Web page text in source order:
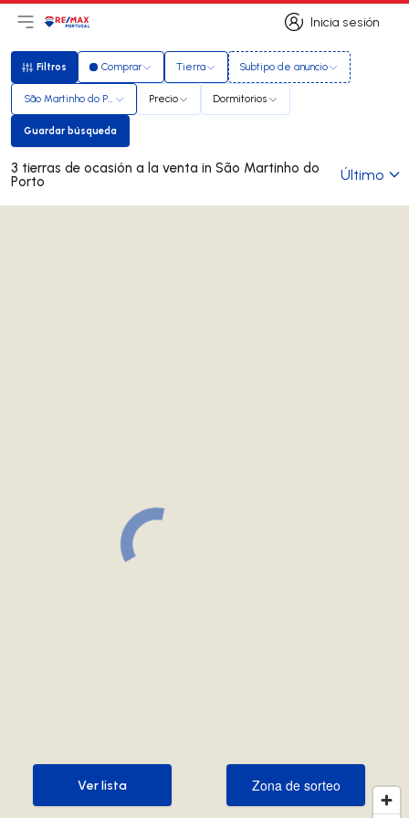
Inicia sesión
Inicia sesión
Abrir el menú principal
Logotipo
Filtros
Filtros Comprar Tierra Subtipo de anuncio
São Martinho do Porto Precio Dormitorios
Guardar búsqueda
Guardar búsqueda
3 tierras de ocasión a la venta in São Martinho do
Porto Último
Zona de sorteo
Zona de sorteo
Ver lista
Ver lista